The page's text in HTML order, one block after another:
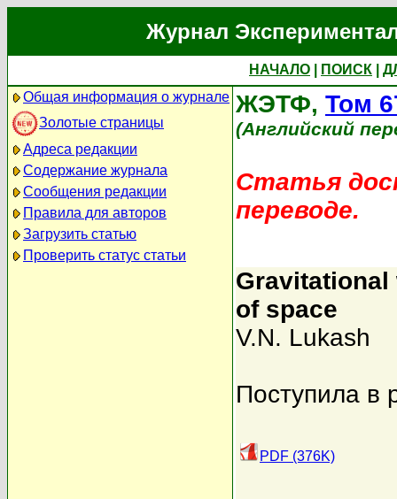
Журнал
НАЧАЛО ПОИСК
Общая информация о журнале
Золотые страницы
Адреса редакции
Содержание журнала
Сообщения редакции
Правила для авторов
Загрузить статью
Проверить статус статьи
ЖЭТФ, Том
(Английский
Статья
переводе.
Gravitational
of space
V.N. Lukash
Поступила в
PDF (376K)